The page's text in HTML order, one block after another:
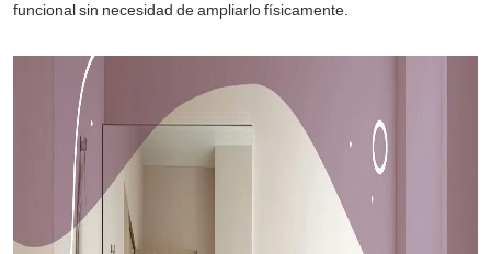
funcional sin necesidad de ampliarlo físicamente.